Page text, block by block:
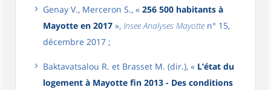
Genay V., Merceron S., « 256 500 habitants à
Mayotte en 2017 », Insee Analyses Mayotte n° 15,
décembre 2017 ;
Baktavatsalou R. et Brasset M. (dir.), « L’état du
logement à Mayotte fin 2013 - Des conditions